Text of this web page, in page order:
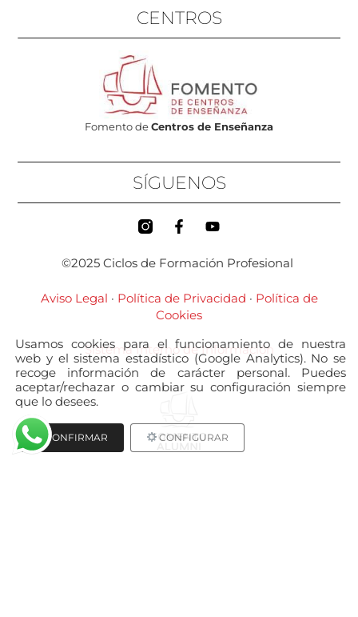
CENTROS
Fomento deCentros de Enseñanza
SÍGUENOS
©2025 Ciclos de Formación Profesional
Aviso Legal · Política de Privacidad · Política de
Cookies
Sistema Interno de Información
Usamos cookies para el funcionamiento de nuestra
web y el sistema estadístico (Google Analytics). No se
recoge información de carácter personal. Puedes
aceptar/rechazar o cambiar su configuración siempre
que lo desees.
CONFIRMAR CONFIGURAR